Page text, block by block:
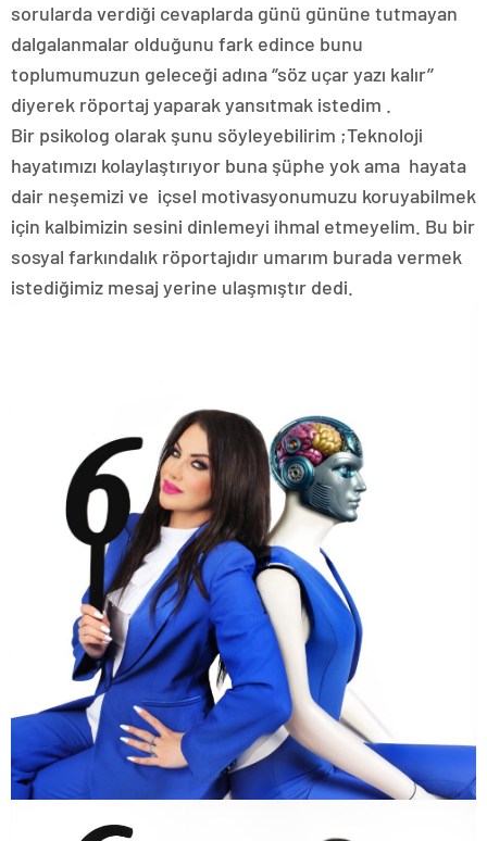
sorularda verdiği cevaplarda günü gününe tutmayan
dalgalanmalar olduğunu fark edince bunu
toplumumuzun geleceği adına ‘’söz uçar yazı kalır’’
diyerek röportaj yaparak yansıtmak istedim .
Bir psikolog olarak şunu söyleyebilirim ;Teknoloji
hayatımızı kolaylaştırıyor buna şüphe yok ama hayata
dair neşemizi ve içsel motivasyonumuzu koruyabilmek
için kalbimizin sesini dinlemeyi ihmal etmeyelim. Bu bir
sosyal farkındalık röportajıdır umarım burada vermek
istediğimiz mesaj yerine ulaşmıştır dedi.